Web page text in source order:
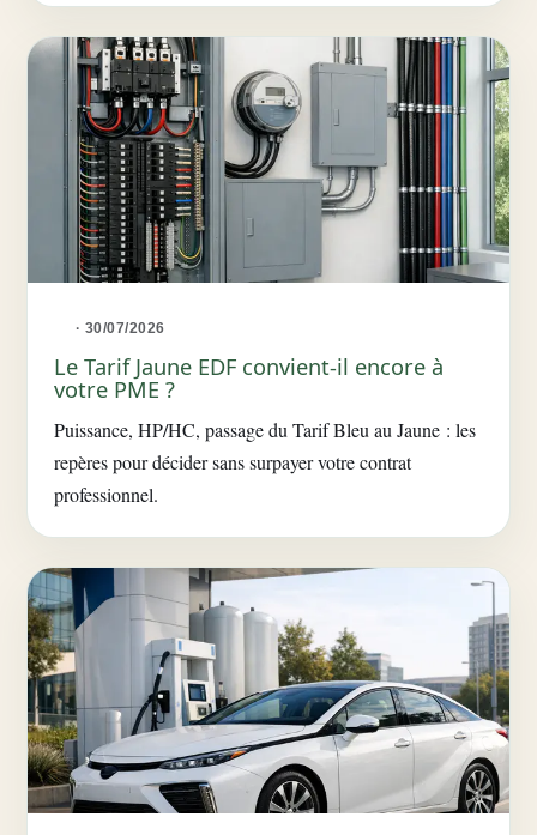
· 30/07/2026
Le Tarif Jaune EDF convient-il encore à
votre PME ?
Puissance, HP/HC, passage du Tarif Bleu au Jaune : les
repères pour décider sans surpayer votre contrat
professionnel.